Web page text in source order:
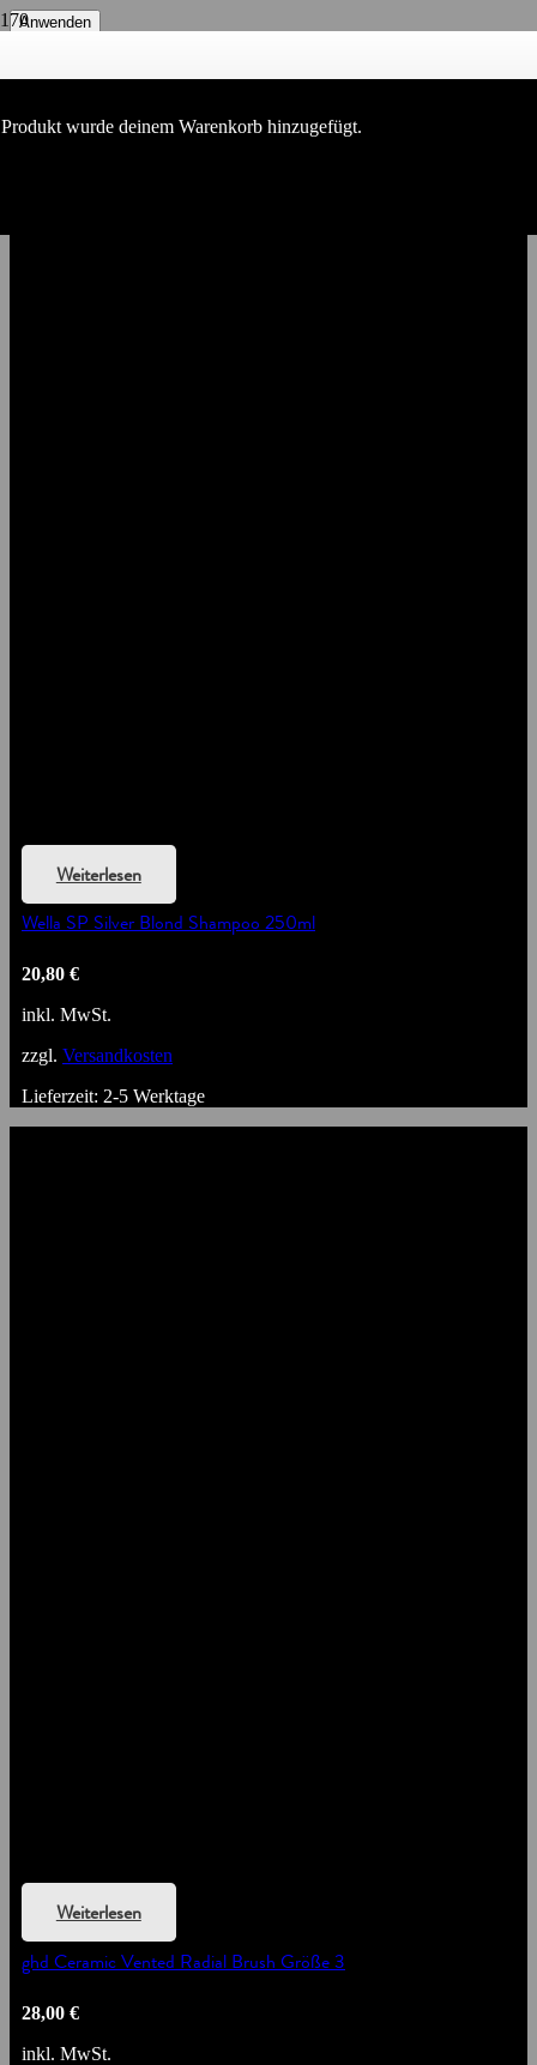
Produkt wurde deinem Warenkorb hinzugefügt.
Anwenden
Weiterlesen
Wella SP Silver Blond Shampoo 250ml
20,80 €
inkl. MwSt.
zzgl. Versandkosten
Lieferzeit: 2-5 Werktage
Weiterlesen
ghd Ceramic Vented Radial Brush Größe 3
28,00 €
inkl. MwSt.